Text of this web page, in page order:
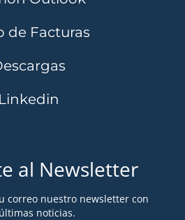
de Facturas
Linkedin
al Newsletter
correo nuestro newsletter con
noticias.